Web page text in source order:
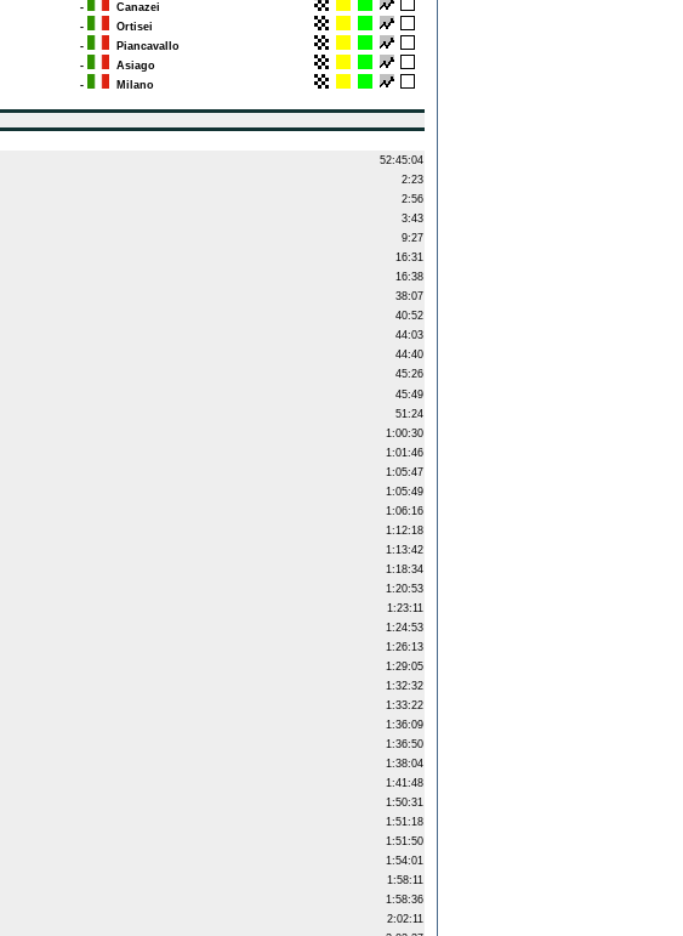
-
Canazei
-
Ortisei
-
Piancavallo
-
Asiago
- Milano
52:45:04
2:23
2:56
3:43
9:27
16:31
16:38
38:07
40:52
44:03
44:40
45:26
45:49
51:24
1:00:30
1:01:46
1:05:47
1:05:49
1:06:16
1:12:18
1:13:42
1:18:34
1:20:53
1:23:11
1:24:53
1:26:13
1:29:05
1:32:32
1:33:22
1:36:09
1:36:50
1:38:04
1:41:48
1:50:31
1:51:18
1:51:50
1:54:01
1:58:11
1:58:36
2:02:11